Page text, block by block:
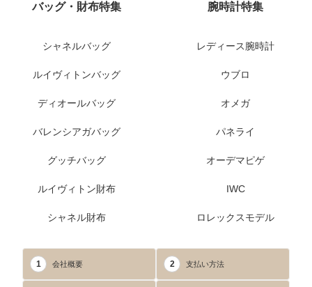
バッグ・財布特集
シャネルバッグ
ルイヴィトンバッグ
ディオールバッグ
バレンシアガバッグ
グッチバッグ
ルイヴィトン財布
シャネル財布
腕時計特集
レディース腕時計
ウブロ
オメガ
パネライ
オーデマピゲ
IWC
ロレックスモデル
1 会社概要 2 支払い方法